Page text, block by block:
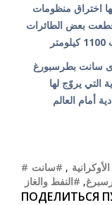
اختراق منظومات
قطعت بعض الطائرات
سانت بطرسبورغ
التي يروّج لها
, #سانت
, #النفط والغاز
ПОДЕЛИТЬСЯ